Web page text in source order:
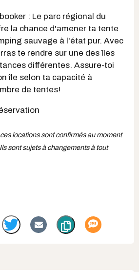
: Le parc régional du
la chance d'amener ta tente
sauvage à l'état pur. Avec
te rendre sur une des îles
différentes. Assure-toi
île selon ta capacité à
de tentes!
locations sont confirmés au moment
sont sujets à changements à tout